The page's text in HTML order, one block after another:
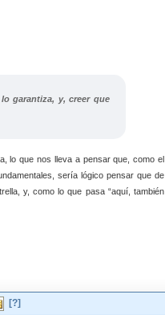
garantiza, y, creer que
lo que nos lleva a pensar que, como el
sería lógico pensar que de
y, como lo que pasa “aquí, también
[?]